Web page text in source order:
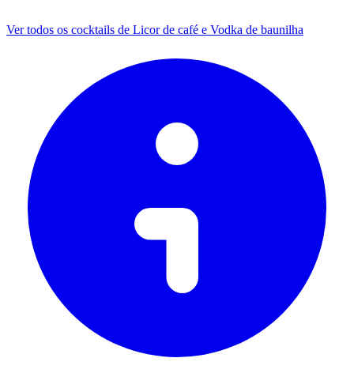
Ver todos os cocktails de Licor de café e Vodka de baunilha